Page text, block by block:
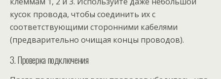
кусок провода, чтобы соединить их с
соответствующими сторонними кабелями
(предварительно очищая концы проводов).
3. Проверка подключения